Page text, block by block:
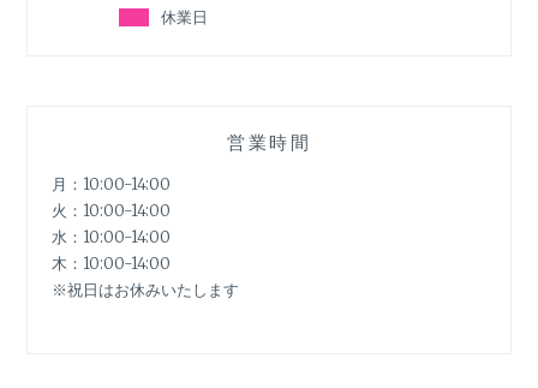
休業日
営業時間
月：10:00-14:00
火：10:00-14:00
水：10:00-14:00
木：10:00-14:00
※祝日はお休みいたします